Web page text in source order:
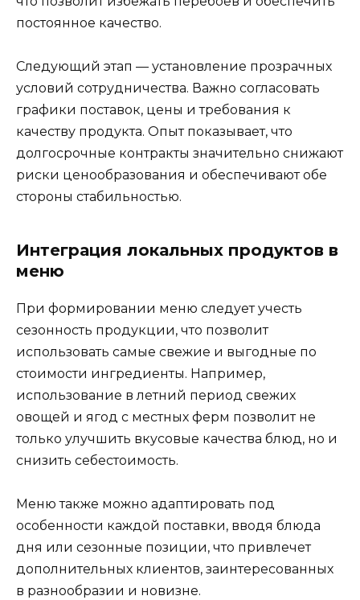
постоянное качество.
Следующий этап — установление прозрачных
условий сотрудничества. Важно согласовать
графики поставок, цены и требования к
качеству продукта. Опыт показывает, что
долгосрочные контракты значительно снижают
риски ценообразования и обеспечивают обе
стороны стабильностью.
Интеграция локальных продуктов в
меню
При формировании меню следует учесть
сезонность продукции, что позволит
использовать самые свежие и выгодные по
стоимости ингредиенты. Например,
использование в летний период свежих
овощей и ягод с местных ферм позволит не
только улучшить вкусовые качества блюд, но и
снизить себестоимость.
Меню также можно адаптировать под
особенности каждой поставки, вводя блюда
дня или сезонные позиции, что привлечет
дополнительных клиентов, заинтересованных
в разнообразии и новизне.